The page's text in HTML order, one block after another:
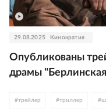
29.08.2025 Кинократия
Опубликованы
драмы
#трейлер #триллер #